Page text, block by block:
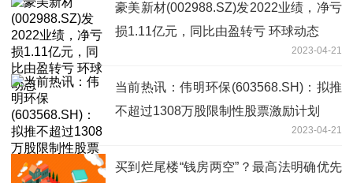
豪美新材(002988.SZ)发2022业绩，净亏
损1.11亿元，同比由盈转亏 环球动态
2023-04-21
当前热讯：伟明环保(603568.SH)：拟推
不超过1308万股限制性股票激励计划
2023-04-21
买到烂尾楼“钱房两空”？最高法明确优先